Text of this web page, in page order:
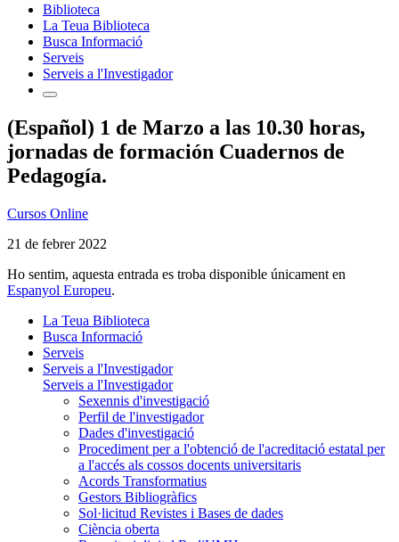
Biblioteca
La Teua Biblioteca
Busca Informació
Serveis
Serveis a l'Investigador
(Español) 1 de Marzo a las 10.30 horas,
jornadas de formación Cuadernos de
Pedagogía.
Cursos Online
21 de febrer 2022
Ho sentim, aquesta entrada es troba disponible únicament en
Espanyol Europeu.
La Teua Biblioteca
Busca Informació
Serveis
Serveis a l'Investigador
Serveis a l'Investigador
Sexennis d'investigació
Perfil de l'investigador
Dades d'investigació
Procediment per a l'obtenció de l'acreditació estatal per
a l'accés als cossos docents universitaris
Acords Transformatius
Gestors Bibliogràfics
Sol·licitud Revistes i Bases de dades
Ciència oberta